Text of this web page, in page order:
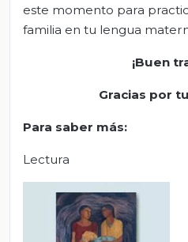
este momento para
familia en tu lengua
¡Buen
Gracias por
Para saber más:
Lectura